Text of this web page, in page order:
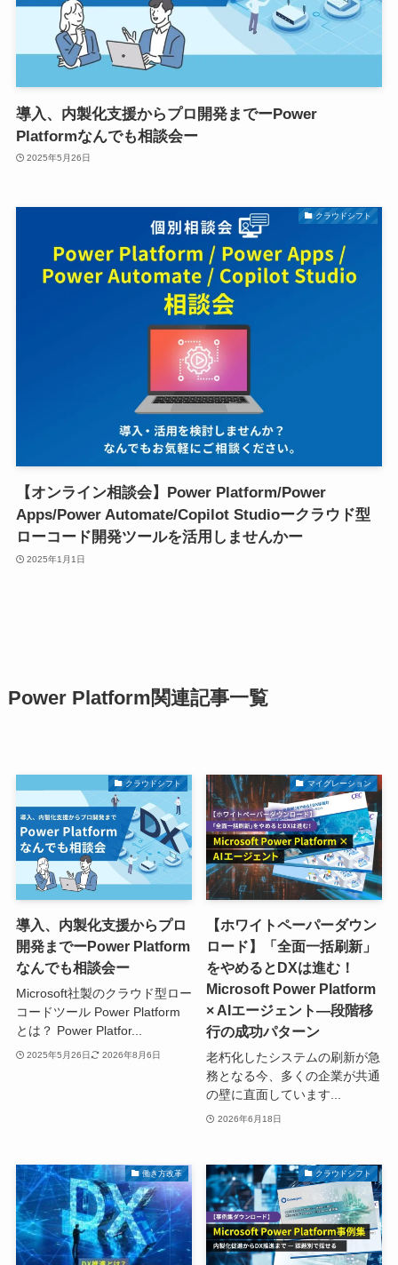
導入、内製化支援からプロ開発までーPower
Platformなんでも相談会ー
2025年5月26日
クラウドシフト
【オンライン相談会】Power Platform/Power
Apps/Power Automate/Copilot Studioークラウド型
ローコード開発ツールを活用しませんかー
2025年1月1日
Power Platform関連記事一覧
クラウドシフト
導入、内製化支援からプロ
開発までーPower Platform
なんでも相談会ー
Microsoft社製のクラウド型ロー
コードツール Power Platform
とは？ Power Platfor...
2025年5月26日 2026年8月6日
マイグレーション
【ホワイトペーパーダウン
ロード】「全面一括刷新」
をやめるとDXは進む！
Microsoft Power Platform
× AIエージェント―段階移
行の成功パターン
老朽化したシステムの刷新が急
務となる今、多くの企業が共通
の壁に直面しています...
2026年6月18日
働き方改革 クラウドシフト